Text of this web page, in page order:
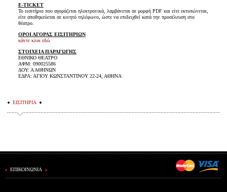
E-TICKET
Το εισιτήριο που αγοράζεται ηλεκτρονικά, λαμβάνεται σε μορφή PDF και είτε εκτυπώνεται,
είτε αποθηκεύεται σε κινητό τηλέφωνο, ώστε να επιδειχθεί κατά την προσέλευση στο
θέατρο.
ΟΡΟΙ ΑΓΟΡΑΣ ΕΙΣΙΤΗΡΙΩΝ
κάντε κλικ εδώ
ΣΤΟΙΧΕΙΑ ΠΑΡΑΓΩΓΗΣ
ΕΘΝΙΚΟ ΘΕΑΤΡΟ
ΑΦΜ: 090025586
ΔΟΥ: Α ΑΘΗΝΩΝ
ΕΔΡΑ: ΑΓΙΟΥ ΚΩΝΣΤΑΝΤΙΝΟΥ 22-24, ΑΘΗΝΑ
ΕΙΣΙΤΗΡΙΑ
ΕΠΙΚΟΙΝΩΝΙΑ